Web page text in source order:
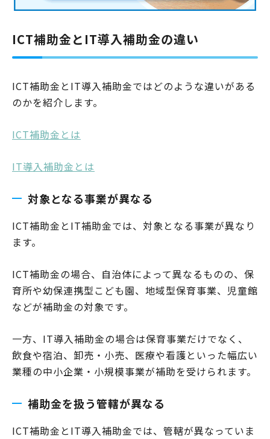
ICT補助金とIT導入補助金の違い
ICT補助金とIT導入補助金ではどのような違いがある
のかを紹介します。
ICT補助金とは
IT導入補助金とは
対象となる事業が異なる
ICT補助金とIT補助金では、対象となる事業が異なり
ます。
ICT補助金の場合、自治体によって異なるものの、保
育所や幼保連携型こども園、地域型保育事業、児童館
などが補助金の対象です。
一方、IT導入補助金の場合は保育事業だけでなく、
飲食や宿泊、卸売・小売、医療や看護といった幅広い
業種の中小企業・小規模事業が補助を受けられます。
補助金を扱う管轄が異なる
ICT補助金とIT導入補助金では、管轄が異なっていま